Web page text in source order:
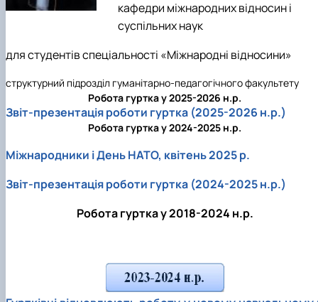
Підготовка до вступу в аспірантуру
Правила прийому 2026
Контактні дані
Профорієнтаційна діяльність
Профорієнтаційна робота
Дні відкритих дверей
Інформація і політика
HistoryEU
кафедри міжнародних відносин і
суспільних наук
для студентів спеціальності «Міжнародні відносини»
структурний підрозділ гуманітарно-педагогічного факультету
Робота гуртка у 2025-2026 н.р.
Звіт-презентація роботи гуртка (2025-2026 н.р.)
Робота гуртка у 2024-2025 н.р.
Міжнародники і День НАТО, квітень 2025 р.
Звіт-презентація роботи гуртка (2024-2025 н.р.)
Робота гуртка у 2018-2024 н.р.